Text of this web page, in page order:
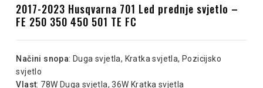
2017-2023 Husqvarna 701 Led prednje svjetlo –
FE 250 350 450 501 TE FC
Načini snopa: Duga svjetla, Kratka svjetla, Pozicijsko
svjetlo
Vlast: 78W Duga svjetla, 36W Kratka svjetla